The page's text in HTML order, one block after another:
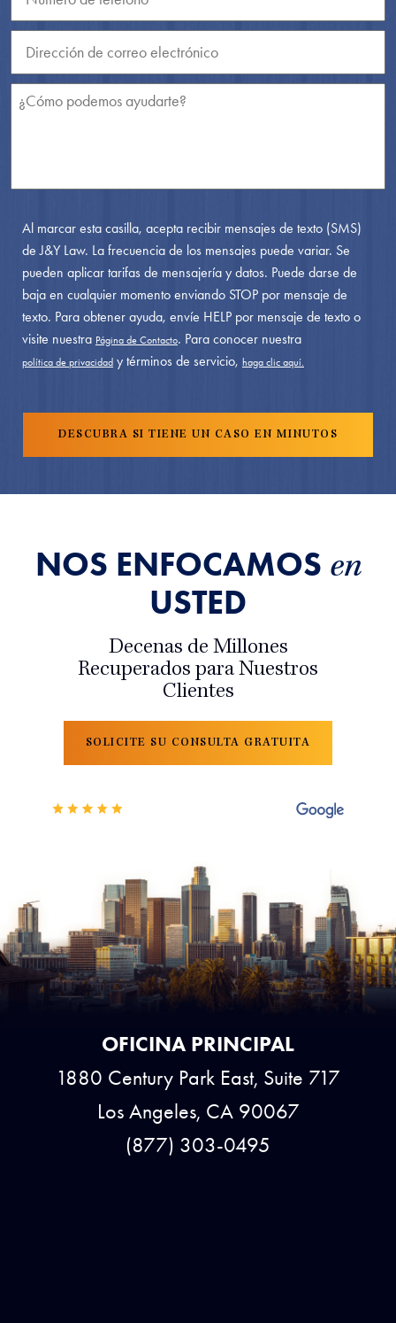
Al marcar esta casilla, acepta recibir mensajes de texto (SMS)
de J&Y Law. La frecuencia de los mensajes puede variar. Se
pueden aplicar tarifas de mensajería y datos. Puede darse de
baja en cualquier momento enviando STOP por mensaje de
texto. Para obtener ayuda, envíe HELP por mensaje de texto o
visite nuestra Página de Contacto. Para conocer nuestra
política de privacidad y términos de servicio, haga clic aquí.
NOS ENFOCAMOS en
USTED
Decenas de Millones
Recuperados para Nuestros
Clientes
SOLICITE SU CONSULTA GRATUITA
OFICINA PRINCIPAL
1880 Century Park East, Suite 717
Los Angeles, CA 90067
(877) 303-0495